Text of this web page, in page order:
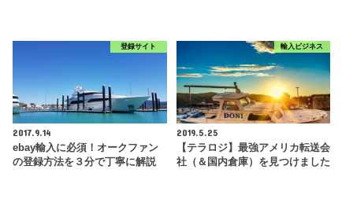
登録サイト
2017.9.14
ebay輸入に必須！オークファン
の登録方法を３分で丁寧に解説
輸入ビジネス
2019.5.25
【テラロジ】最強アメリカ転送会
社（＆国内倉庫）を見つけました